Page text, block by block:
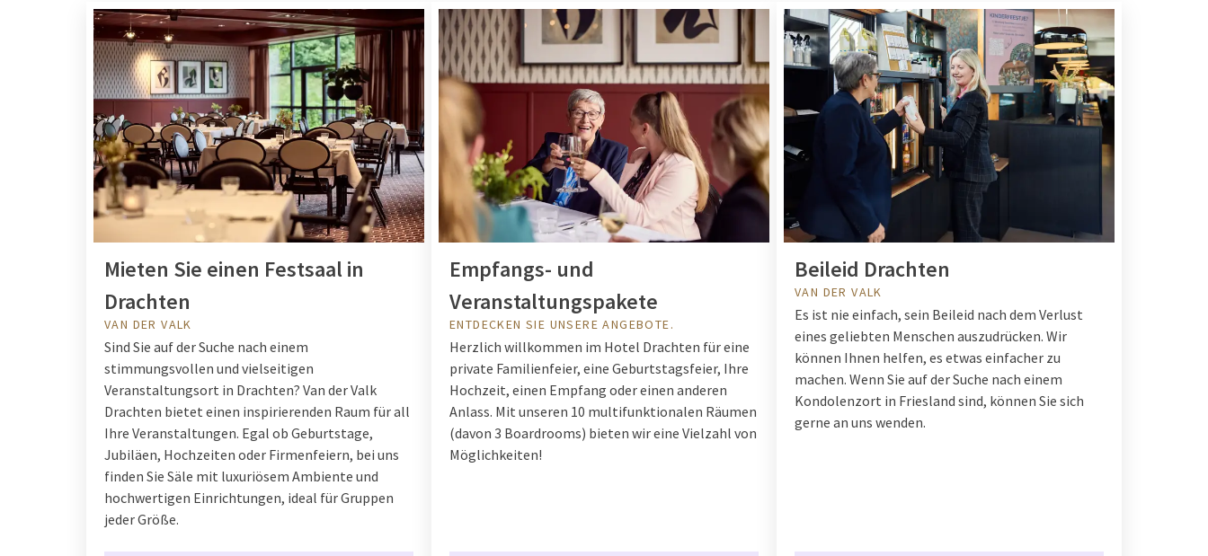
Mieten Sie einen Festsaal in
Drachten
VAN DER VALK
Sind Sie auf der Suche nach einem
stimmungsvollen und vielseitigen
Veranstaltungsort in Drachten? Van der Valk
Drachten bietet einen inspirierenden Raum für all
Ihre Veranstaltungen. Egal ob Geburtstage,
Jubiläen, Hochzeiten oder Firmenfeiern, bei uns
finden Sie Säle mit luxuriösem Ambiente und
hochwertigen Einrichtungen, ideal für Gruppen
jeder Größe.
Empfangs- und
Veranstaltungspakete
ENTDECKEN SIE UNSERE ANGEBOTE.
Herzlich willkommen im Hotel Drachten für eine
private Familienfeier, eine Geburtstagsfeier, Ihre
Hochzeit, einen Empfang oder einen anderen
Anlass. Mit unseren 10 multifunktionalen Räumen
(davon 3 Boardrooms) bieten wir eine Vielzahl von
Möglichkeiten!
Beileid Drachten
VAN DER VALK
Es ist nie einfach, sein Beileid nach dem Verlust
eines geliebten Menschen auszudrücken. Wir
können Ihnen helfen, es etwas einfacher zu
machen. Wenn Sie auf der Suche nach einem
Kondolenzort in Friesland sind, können Sie sich
gerne an uns wenden.